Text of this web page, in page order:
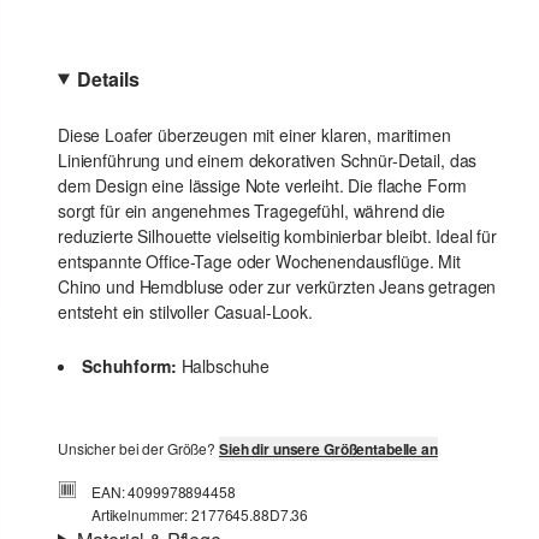
Details
Diese Loafer überzeugen mit einer klaren, maritimen
Linienführung und einem dekorativen Schnür-Detail, das
dem Design eine lässige Note verleiht. Die flache Form
sorgt für ein angenehmes Tragegefühl, während die
reduzierte Silhouette vielseitig kombinierbar bleibt. Ideal für
entspannte Office-Tage oder Wochenendausflüge. Mit
Chino und Hemdbluse oder zur verkürzten Jeans getragen
entsteht ein stilvoller Casual-Look.
Schuhform: Halbschuhe
Unsicher bei der Größe? Sieh dir unsere Größentabelle an
EAN: 4099978894458
Artikelnummer: 2177645.88D7.36